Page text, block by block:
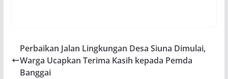
Perbaikan Jalan Lingkungan Desa Siuna Dimulai,
Warga Ucapkan Terima Kasih kepada Pemda
Banggai